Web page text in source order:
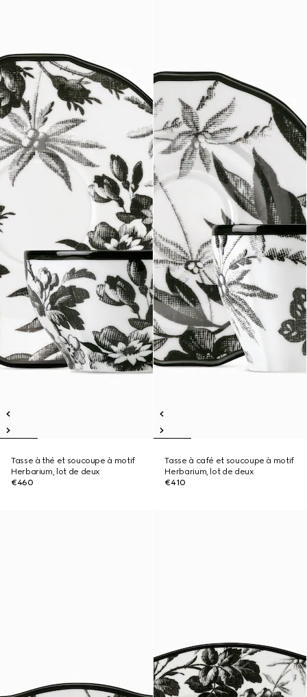
Tasse à thé et soucoupe à motif
Herbarium, lot de deux
€460
Tasse à café et soucoupe à motif
Herbarium, lot de deux
€410